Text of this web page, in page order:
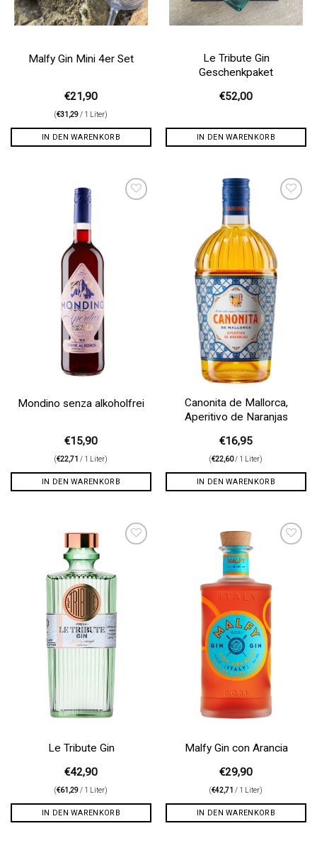
Malfy Gin Mini 4er Set
€21,90
(€31,29/ 1 Liter)
IN DEN WARENKORB
Le Tribute Gin
Geschenkpaket
€52,00
IN DEN WARENKORB
Mondino senza alkoholfrei
€15,90
(€22,71 / 1 Liter)
IN DEN WARENKORB
Canonita de Mallorca,
Aperitivo de Naranjas
€16,95
(€22,60/ 1 Liter)
IN DEN WARENKORB
Le Tribute Gin
€42,90
(€61,29/ 1 Liter)
IN DEN WARENKORB
Malfy Gin con Arancia
€29,90
(€42,71 / 1 Liter)
IN DEN WARENKORB